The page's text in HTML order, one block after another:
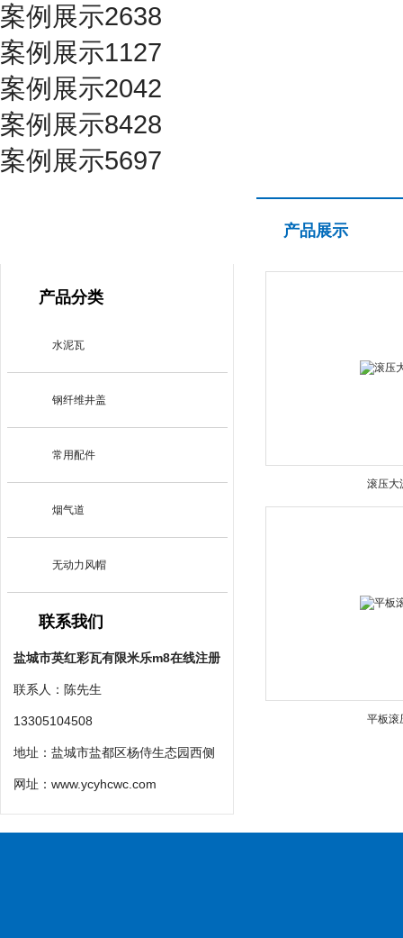
案例展示2638
案例展示1127
案例展示2042
案例展示8428
案例展示5697
产品分类
水泥瓦
钢纤维井盖
常用配件
烟气道
无动力风帽
联系我们
盐城市英红彩瓦有限米乐m8在线注册
联系人：陈先生
13305104508
地址：盐城市盐都区杨侍生态园西侧
网址： www.ycyhcwc.com
产品展示
滚压大
平板滚